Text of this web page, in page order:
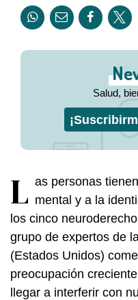
Salud,
L as personas
mental y a la
los cinco
grupo de expertos de
(Estados Unidos)
preocupación
llegar a interferir con